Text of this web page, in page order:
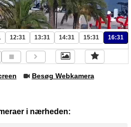
12:31 13:31 14:31 15:31 16:31
Besøg Webkamera
i nærheden: